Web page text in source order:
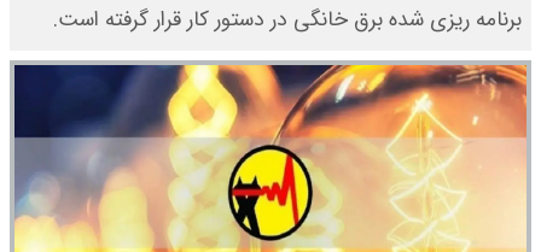
۱۴۰۵ اعلام شد/ طلا بر مدار صعود
قیمت نفت امروز جمعه ۱۶ مرداد ۱۴۰۵
/ نفت صعودی شد + جدول
برنامه ریزی شده برق خانگی در دستور کار قرار گرفته است.